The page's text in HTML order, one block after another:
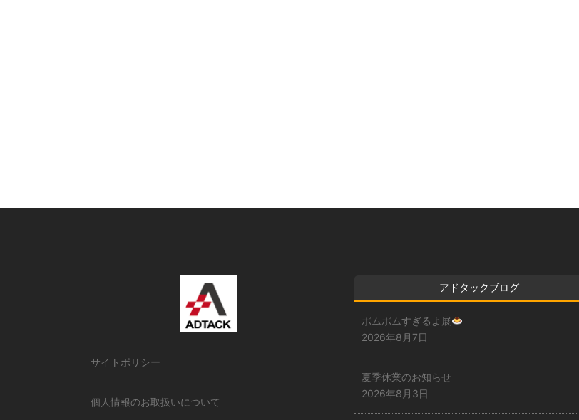
サイトポリシー
個人情報のお取扱いについて
アドタックブログ
ポムポムすぎるよ展
2026年8月7日
夏季休業のお知らせ
2026年8月3日